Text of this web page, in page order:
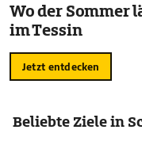
Wo der Sommer
im Tessin
Jetzt entdecken
Beliebte Ziele in